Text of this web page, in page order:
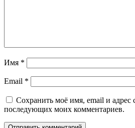
Имя *
Email *
Сохранить моё имя, email и адрес
последующих моих комментариев.